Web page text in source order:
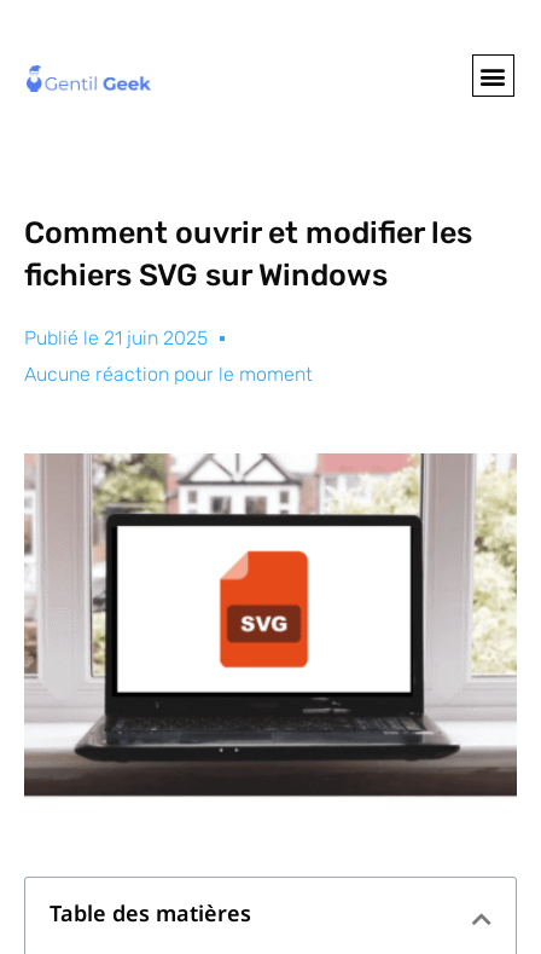
Comment ouvrir et modifier les
fichiers SVG sur Windows
Publié le 21 juin 2025
Aucune réaction pour le moment
Table des matières